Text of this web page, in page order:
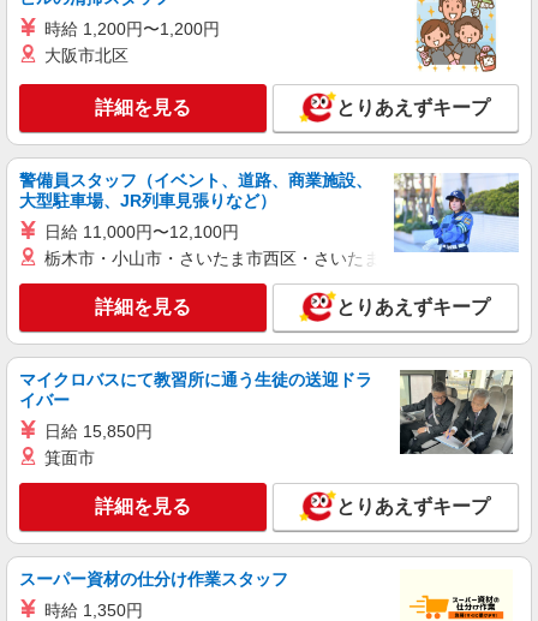
時給 1,200円〜1,200円
大阪市北区
詳細を見る とりあえずキープ
警備員スタッフ（イベント、道路、商業施設、
大型駐車場、JR列車見張りなど）
日給 11,000円〜12,100円
栃木市・小山市・さいたま市西区・さいたま市岩槻区・久喜市・
詳細を見る とりあえずキープ
マイクロバスにて教習所に通う生徒の送迎ドラ
イバー
日給 15,850円
箕面市
詳細を見る とりあえずキープ
スーパー資材の仕分け作業スタッフ
時給 1,350円